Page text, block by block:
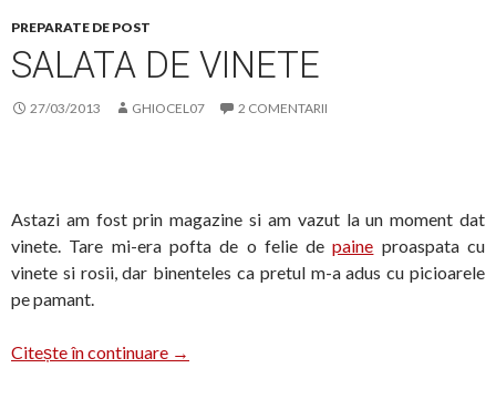
PREPARATE DE POST
SALATA DE VINETE
27/03/2013 GHIOCEL07 2 COMENTARII
Astazi am fost prin magazine si am vazut la un moment dat
vinete. Tare mi-era pofta de o felie depaine proaspata cu
vinete si rosii, dar binenteles ca pretul m-a adus cu picioarele
pe pamant.
Citește în continuare Salata de vinete
→